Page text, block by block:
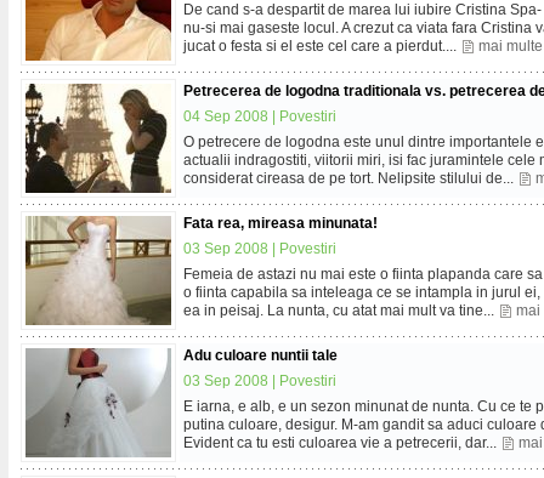
De cand s-a despartit de marea lui iubire Cristina
nu-si mai gaseste locul. A crezut ca viata fara Cristina
jucat o festa si el este cel care a pierdut....
mai multe
Petrecerea de logodna traditionala vs. petrecerea
04 Sep 2008 |
Povestiri
O petrecere de logodna este unul dintre importantele
actualii indragostiti, viitorii miri, isi fac juramintele cele
considerat cireasa de pe tort. Nelipsite stilului de...
Fata rea, mireasa minunata!
03 Sep 2008 |
Povestiri
Femeia de astazi nu mai este o fiinta plapanda care
o fiinta capabila sa inteleaga ce se intampla in jurul
ea in peisaj. La nunta, cu atat mai mult va tine...
mai
Adu culoare nuntii tale
03 Sep 2008 |
Povestiri
E iarna, e alb, e un sezon minunat de nunta. Cu ce
putina culoare, desigur. M-am gandit sa aduci
Evident ca tu esti culoarea vie a petrecerii, dar...